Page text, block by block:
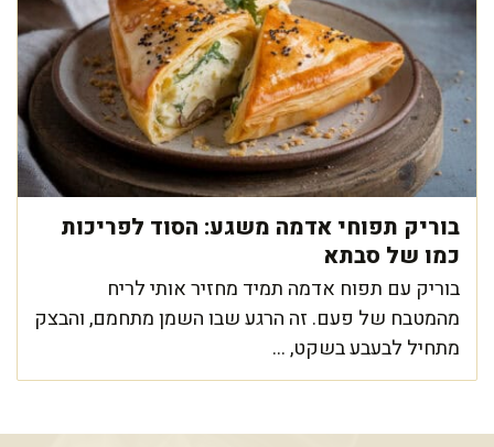
בוריק תפוחי אדמה משגע: הסוד לפריכות
כמו של סבתא
בוריק עם תפוח אדמה תמיד מחזיר אותי לריח
מהמטבח של פעם. זה הרגע שבו השמן מתחמם, והבצק
מתחיל לבעבע בשקט, ...